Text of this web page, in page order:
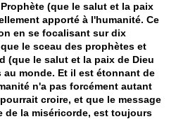
(que le salut et la paix
apporté à l'humanité. Ce
en se focalisant sur dix
le sceau des prophètes et
(que le salut et la paix de Dieu
monde. Et il est étonnant de
n'a pas forcément autant
croire, et que le message
de la miséricorde, est toujours